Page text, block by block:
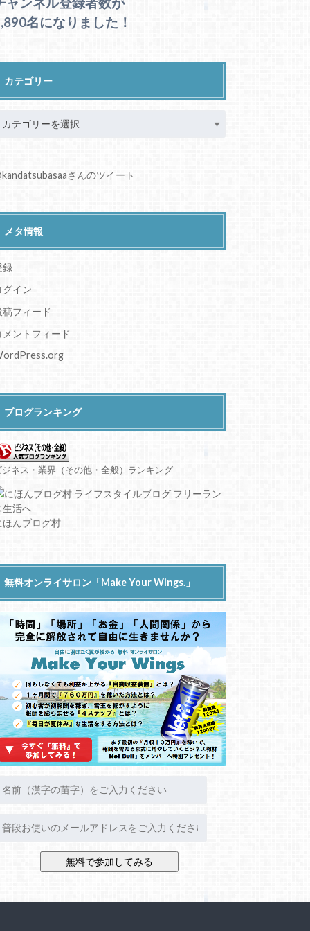
名になりました！
カテゴリー
さんのツイート
メタ情報
録
グイン
稿フィード
メントフィード
ブログランキング
ジネス・業界（その他・全般）ランキング
ほんブログ村
無料オンライサロン「Make Your Wings.」